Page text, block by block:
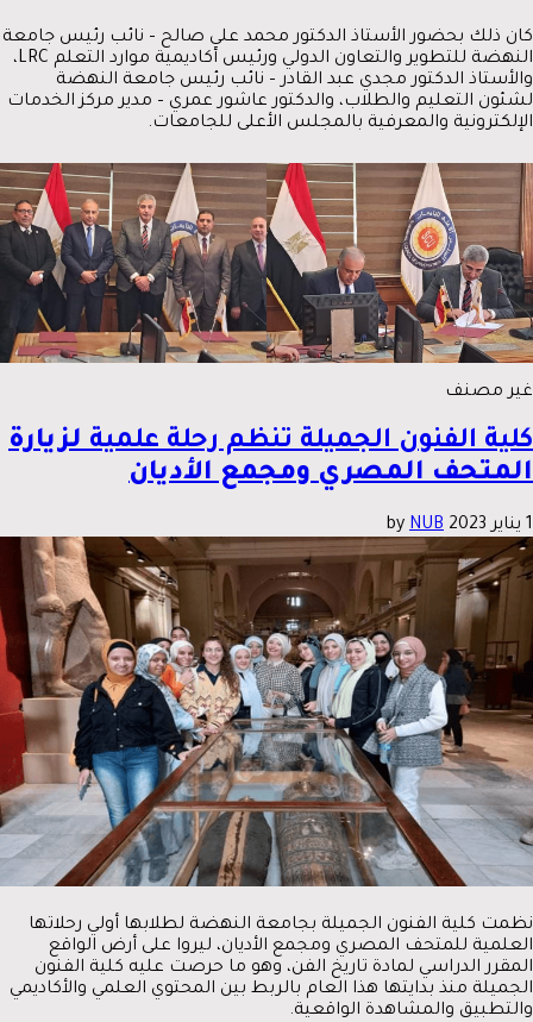
كان ذلك بحضور الأستاذ الدكتور محمد علي صالح – نائب رئيس جامعة
النهضة للتطوير والتعاون الدولي ورئيس أكاديمية موارد التعلم LRC،
والأستاذ الدكتور مجدي عبد القادر – نائب رئيس جامعة النهضة
لشئون التعليم والطلاب، والدكتور عاشور عمري – مدير مركز الخدمات
الإلكترونية والمعرفية بالمجلس الأعلى للجامعات.
غير مصنف
كلية الفنون الجميلة تنظم رحلة علميةلزيارة
المتحف المصري ومجمع الأديان
1 يناير 2023 NUB
نظمت كلية الفنون الجميلة بجامعة النهضة لطلابها أولي رحلاتها
العلمية للمتحف المصري ومجمع الأديان، ليروا على أرض الواقع
المقرر الدراسي لمادة تاريخ الفن، وهو ما حرصت عليه كلية الفنون
الجميلة منذ بدايتها هذا العام بالربط بين المحتوي العلمي والأكاديمي
والتطبيق والمشاهدة الواقعية.